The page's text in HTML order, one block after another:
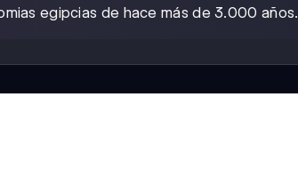
egipcias de hace más de 3.000 años.